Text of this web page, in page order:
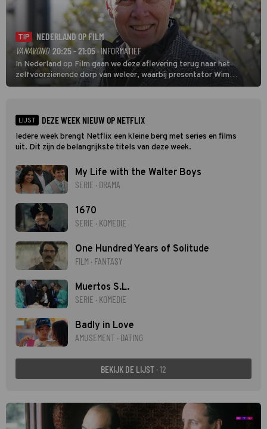
TIP
NEDERLAND OP FILM
VANAVOND 20:25 - 21:05· INFORMATIEF
In Nederland op Film gaan we deze aflevering terug naar het
zelfvoorzienende dorp van weleer, waarbij presentator Wim
Daniëls de kijkers meeneemt op reis door de tijd aan de hand van
LIJST DEZE WEEK NIEUW OP NETFLIX
Iedere week brengt Netflix een kleine berg met series en films
uit. Dit zijn de belangrijkste titels van deze week.
My Life with the Walter Boys
SERIE · DRAMA
1670
SERIE · KOMEDIE
One Hundred Years of Solitude
FILM · FANTASY
Muertos S.L.
SERIE · KOMEDIE
Badly in Love
AMUSEMENT · DATING
BEKIJK DE LIJST · 12